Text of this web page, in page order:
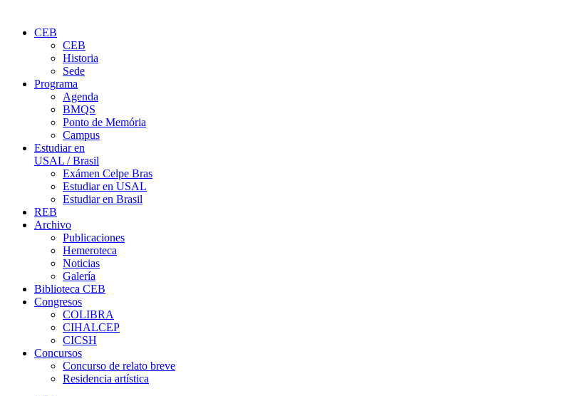
CEB
CEB
Historia
Sede
Programa
Agenda
BMQS
Ponto de Memória
Campus
Estudiar en
USAL / Brasil
Exámen Celpe Bras
Estudiar en USAL
Estudiar en Brasil
REB
Archivo
Publicaciones
Hemeroteca
Noticias
Galería
Biblioteca CEB
Congresos
COLIBRA
CIHALCEP
CICSH
Concursos
Concurso de relato breve
Residencia artística